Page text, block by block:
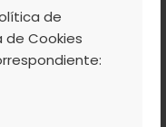
de
de Cookies
buceando
y al incansable
ante